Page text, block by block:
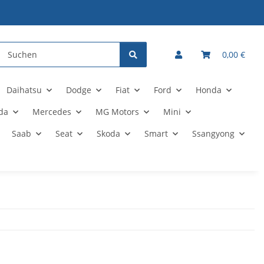
0,00 €
Daihatsu Dodge Fiat Ford
Honda
Mercedes MG Motors
Mini
Saab
Seat Skoda Smart Ssangyong